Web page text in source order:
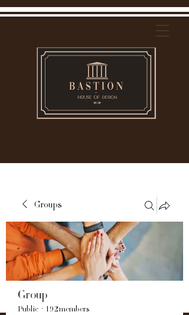
Groups
Group
Public · 192 members